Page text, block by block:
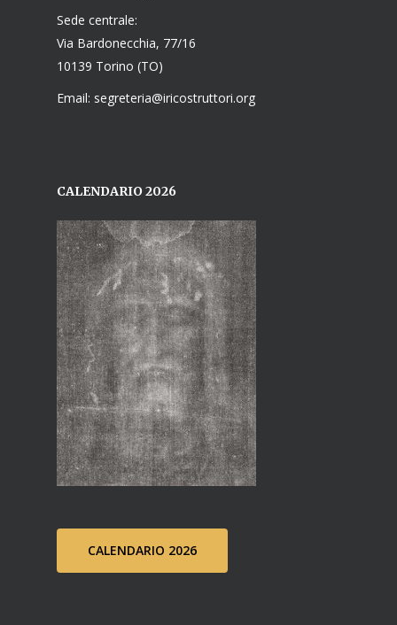
Sede centrale:
Via Bardonecchia, 77/16
10139 Torino (TO)
Email: segreteria@iricostruttori.org
CALENDARIO 2026
CALENDARIO 2026